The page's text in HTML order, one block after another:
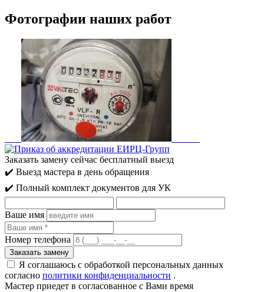
Фотографии наших работ
Заказать замену сейчас бесплатный выезд
✔️ Выезд мастера в день обращения
✔️ Полный комплект документов для УК
Ваше имя
Номер телефона
Я соглашаюсь с обработкой персональных данных
согласно политики конфиденциальности .
Мастер приедет в согласованное с Вами время